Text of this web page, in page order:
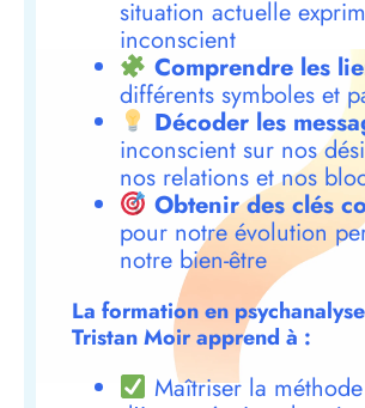
situation actuelle
inconscient
Comprendre les
différents symboles et
Décoder les
inconscient sur nos
nos relations et nos
Obtenir des clés
pour notre évolution
notre bien-être
La formation en
Tristan Moir apprend à :
Maîtriser la méthode